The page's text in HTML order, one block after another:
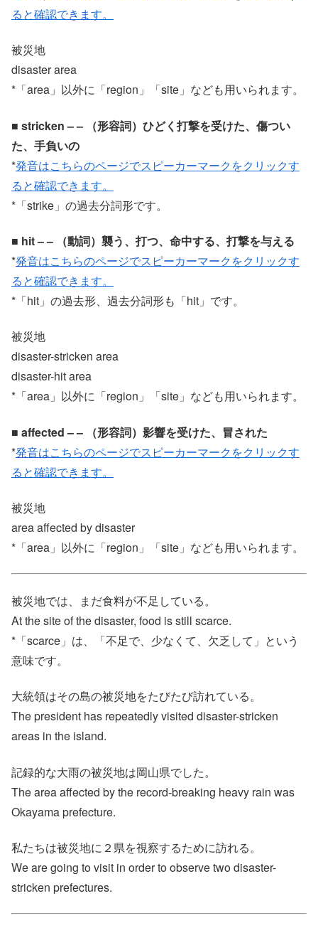
ると確認できます。
被災地
disaster area
*「area」以外に「region」「site」なども用いられます。
■ stricken – – （形容詞）ひどく打撃を受けた、傷つい
た、手負いの
*発音はこちらのページでスピーカーマークをクリックす
ると確認できます。
*「strike」の過去分詞形です。
■ hit – – （動詞）襲う、打つ、命中する、打撃を与える
*発音はこちらのページでスピーカーマークをクリックす
ると確認できます。
*「hit」の過去形、過去分詞形も「hit」です。
被災地
disaster-stricken area
disaster-hit area
*「area」以外に「region」「site」なども用いられます。
■ affected – – （形容詞）影響を受けた、冒された
*発音はこちらのページでスピーカーマークをクリックす
ると確認できます。
被災地
area affected by disaster
*「area」以外に「region」「site」なども用いられます。
被災地では、まだ食料が不足している。
At the site of the disaster, food is still scarce.
*「scarce」は、「不足で、少なくて、欠乏して」という
意味です。
大統領はその島の被災地をたびたび訪れている。
The president has repeatedly visited disaster-stricken
areas in the island.
記録的な大雨の被災地は岡山県でした。
The area affected by the record-breaking heavy rain was
Okayama prefecture.
私たちは被災地に２県を視察するために訪れる。
We are going to visit in order to observe two disaster-
stricken prefectures.